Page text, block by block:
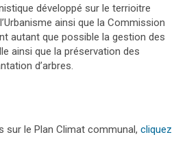
développé sur le terrioitre
ainsi que la Commission
autant que possible la gestion des
ainsi que la préservation des
d’arbres.
sur le Plan Climat communal, cliquez